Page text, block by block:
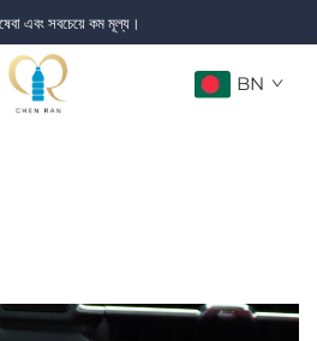
এবং সবচেয়ে কম মূল্য।
BN